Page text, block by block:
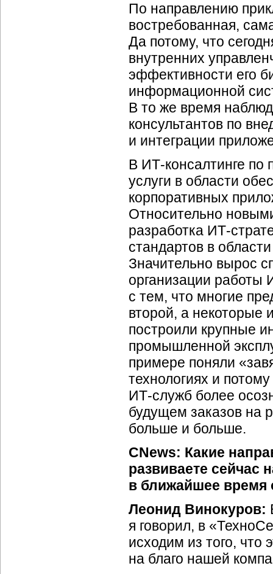
По направлению
востребованная,
Да потому, что
внутренних
эффективности его
информационной
В то же время
консультантов по
и интеграции
В ИТ-консалтинге по
услуги в области
корпоративных
Относительно
разработка ИТ-
стандартов в
Значительно вырос
организации работы
с тем, что многие
второй, а некоторые
построили крупные
промышленной
примере поняли
технологиях и
ИТ-служб более
будущем заказов на
больше и больше.
CNews: Какие
развиваете сейчас
в ближайшее время
Леонид Винокуров:
я говорил, в
исходим из того, что
на благо нашей